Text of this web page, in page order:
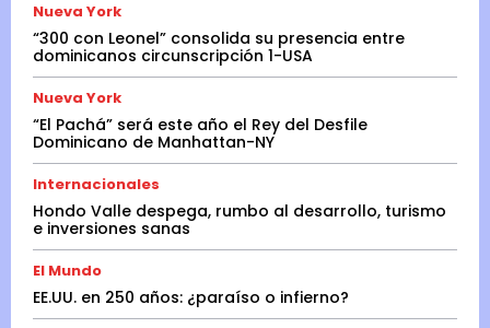
Nueva York
“300 con Leonel” consolida su presencia entre
dominicanos circunscripción 1-USA
Nueva York
“El Pachá” será este año el Rey del Desfile
Dominicano de Manhattan-NY
Internacionales
Hondo Valle despega, rumbo al desarrollo, turismo
e inversiones sanas
El Mundo
EE.UU. en 250 años: ¿paraíso o infierno?